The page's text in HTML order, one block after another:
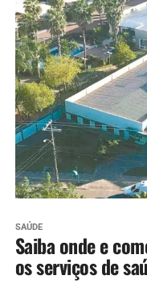
SAÚDE
Saiba onde e
os serviços de